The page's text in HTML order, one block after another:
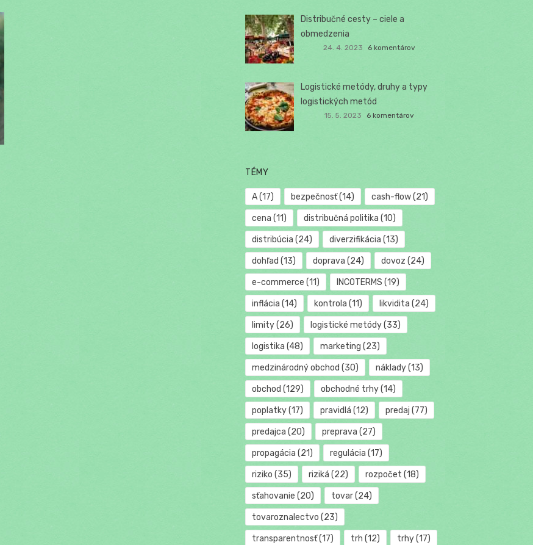
Distribučné cesty – ciele a
obmedzenia
24. 4. 2023 6 komentárov
Logistické metódy, druhy a typy
logistických metód
15. 5. 2023 6 komentárov
TÉMY
A(17) bezpečnosť(14) cash-flow(21)
cena (11) distribučná politika (10)
distribúcia (24) diverzifikácia (13)
dohľad (13) doprava (24) dovoz (24)
e-commerce (11) INCOTERMS (19)
inflácia (14) kontrola (11) likvidita (24)
limity(26) logistické metódy(33)
logistika (48) marketing (23)
medzinárodný obchod (30) náklady(13)
obchod (129) obchodné trhy(14)
poplatky(17) pravidlá (12) predaj (77)
predajca (20) preprava (27)
propagácia (21) regulácia (17)
riziko (35) riziká (22) rozpočet (18)
sťahovanie (20) tovar(24)
tovaroznalectvo (23)
transparentnosť(17) trh (12) trhy(17)